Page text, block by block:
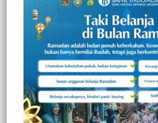
Tewas Ditempat, 7
Redaksi Jurnaltivi
0 Min Baca
Jumat, 14 Januari 2022